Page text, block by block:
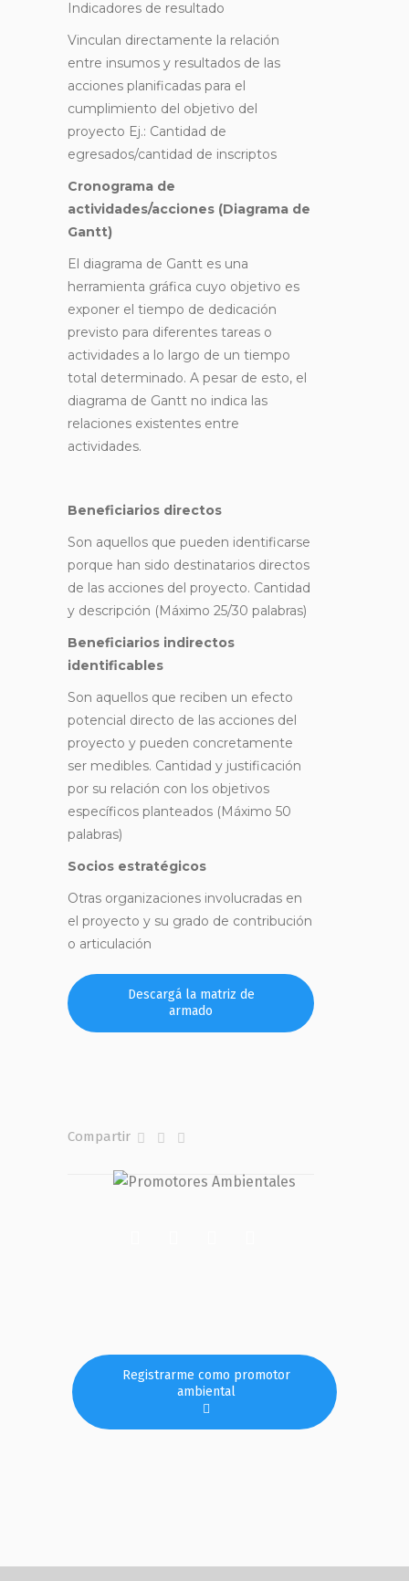
Indicadores de resultado
Vinculan directamente la relación
entre insumos y resultados de las
acciones planificadas para el
cumplimiento del objetivo del
proyecto Ej.: Cantidad de
egresados/cantidad de inscriptos
Cronograma de
actividades/acciones (Diagrama de
Gantt)
El diagrama de Gantt es una
herramienta gráfica cuyo objetivo es
exponer el tiempo de dedicación
previsto para diferentes tareas o
actividades a lo largo de un tiempo
total determinado. A pesar de esto, el
diagrama de Gantt no indica las
relaciones existentes entre
actividades.
Beneficiarios directos
Son aquellos que pueden identificarse
porque han sido destinatarios directos
de las acciones del proyecto. Cantidad
y descripción (Máximo 25/30 palabras)
Beneficiarios indirectos
identificables
Son aquellos que reciben un efecto
potencial directo de las acciones del
proyecto y pueden concretamente
ser medibles. Cantidad y justificación
por su relación con los objetivos
específicos planteados (Máximo 50
palabras)
Socios estratégicos
Otras organizaciones involucradas en
el proyecto y su grado de contribución
o articulación
Descargá la matriz de
armado
Compartir
Registrarme como promotor
ambiental